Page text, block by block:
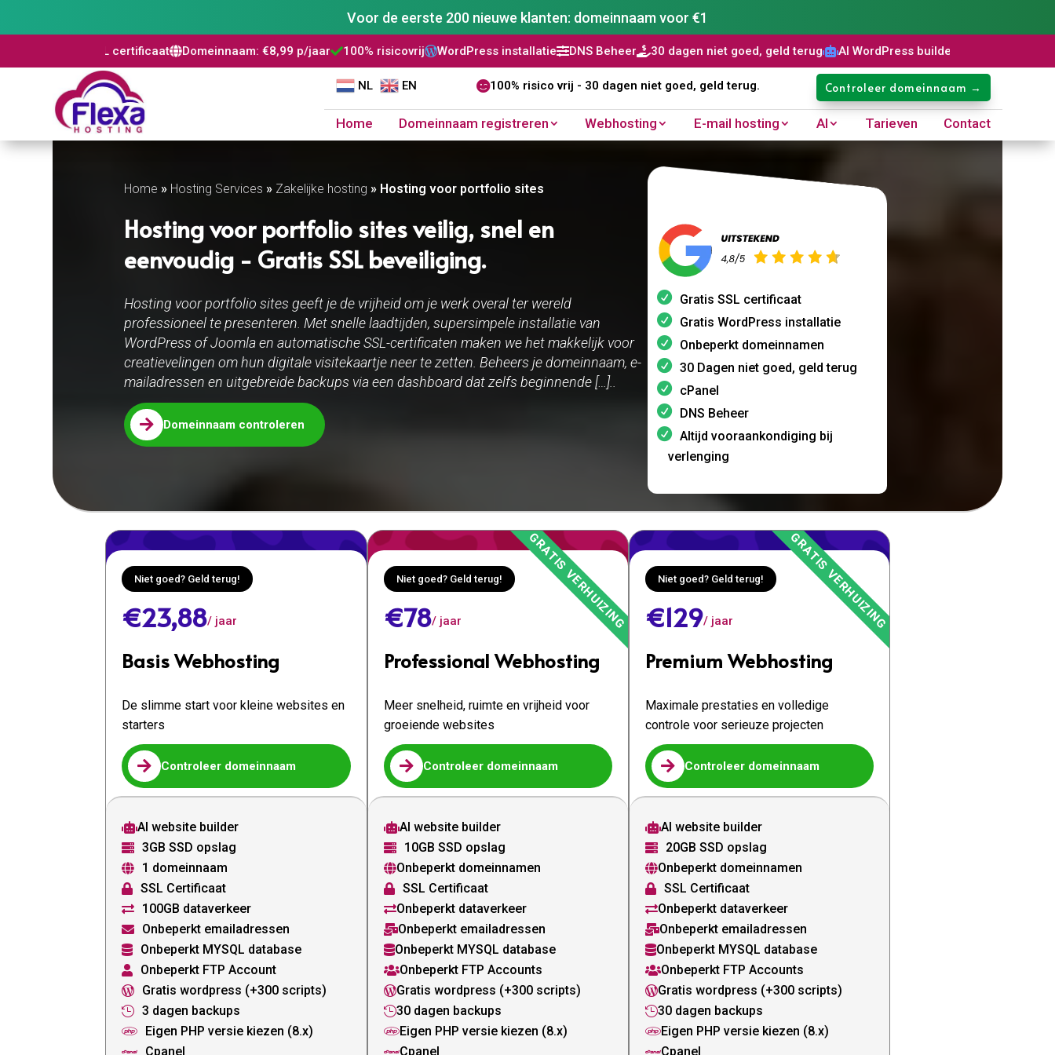
Voor de eerste 200 nieuwe klanten: domeinnaam voor €1
Domeinnaam: €8,99 p/jaar100% risicovrijWordPress installatieDNS Beheer 30 dagen niet goed, geld terugAI WordPress builder Gratis SSL certificaat
NL EN 100% risico vrij - 30 dagen niet goed, geld terug. Controleer domeinnaam →
Home Domeinnaam registreren Webhosting E-mail hosting AI Tarieven Contact
Home » Hosting Services » Zakelijke hosting » Hosting voor portfolio sites
Hosting voor portfolio sites veilig, snel en
eenvoudig - Gratis SSL beveiliging.
Hosting voor portfolio sites geeft je de vrijheid om je werk overal ter wereld
professioneel te presenteren. Met snelle laadtijden, supersimpele installatie van
WordPress of Joomla en automatische SSL-certificaten maken we het makkelijk voor
creatievelingen om hun digitale visitekaartje neer te zetten. Beheers je domeinnaam, e-
mailadressen en uitgebreide backups via een dashboard dat zelfs beginnende […]..
 Domeinnaam controleren
Gratis SSL certificaat
Gratis WordPress installatie
Onbeperkt domeinnamen
30 Dagen niet goed, geld terug
cPanel
DNS Beheer
Altijd vooraankondiging bij
verlenging
Niet goed? Geld terug!
€23,88/ jaar
Basis Webhosting
De slimme start voor kleine websites en
starters
 Controleer domeinnaam
AI website builder
 3GB SSD opslag
 1 domeinnaam
 SSL Certificaat
 100GB dataverkeer
 Onbeperkt emailadressen
 Onbeperkt MYSQL database
 Onbeperkt FTP Account
 Gratis wordpress (+300 scripts)
 3 dagen backups
 Eigen PHP versie kiezen (8.x)
 Cpanel
Niet goed? Geld terug!
€78/ jaar
Professional Webhosting
Meer snelheid, ruimte en vrijheid voor
groeiende websites
 Controleer domeinnaam
AI website builder
 10GB SSD opslag
Onbeperkt domeinnamen
 SSL Certificaat
Onbeperkt dataverkeer
Onbeperkt emailadressen
Onbeperkt MYSQL database
Onbeperkt FTP Accounts
Gratis wordpress (+300 scripts)
30 dagen backups
Eigen PHP versie kiezen (8.x)
Cpanel
Niet goed? Geld terug!
€129/ jaar
Premium Webhosting
Maximale prestaties en volledige
controle voor serieuze projecten
 Controleer domeinnaam
AI website builder
 20GB SSD opslag
Onbeperkt domeinnamen
 SSL Certificaat
Onbeperkt dataverkeer
Onbeperkt emailadressen
Onbeperkt MYSQL database
Onbeperkt FTP Accounts
Gratis wordpress (+300 scripts)
30 dagen backups
Eigen PHP versie kiezen (8.x)
Cpanel